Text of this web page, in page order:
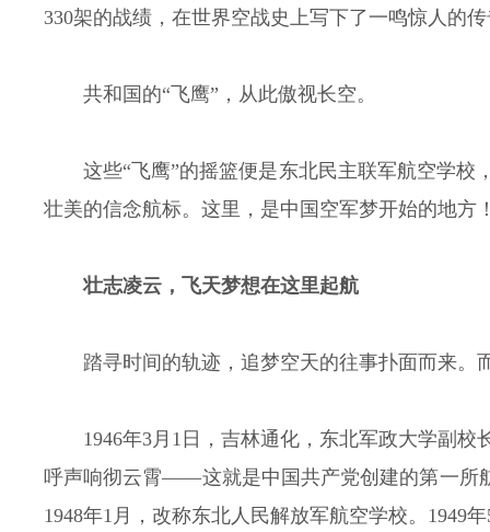
330架的战绩，在世界空战史上写下了一鸣惊人的
共和国的“飞鹰”，从此傲视长空。
这些“飞鹰”的摇篮便是东北民主联军航空学
壮美的信念航标。这里，是中国空军梦开始的地方
壮志凌云，飞天梦想在这里起航
踏寻时间的轨迹，追梦空天的往事扑面而来。
1946年3月1日，吉林通化，东北军政大学副
呼声响彻云霄——这就是中国共产党创建的第一所
1948年1月，改称东北人民解放军航空学校。1949